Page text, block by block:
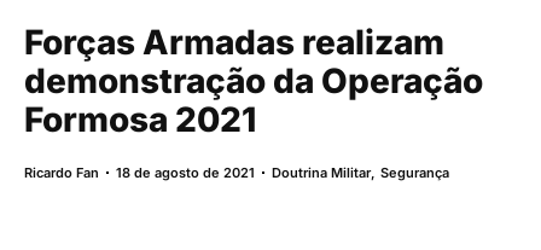
Forças Armadas realizam
demonstração da Operação
Formosa 2021
Ricardo Fan 18 de agosto de 2021 Doutrina Militar,Segurança